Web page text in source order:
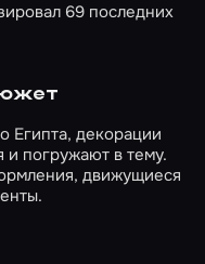
69 последних
Египта, декорации
погружают в тему.
движущиеся